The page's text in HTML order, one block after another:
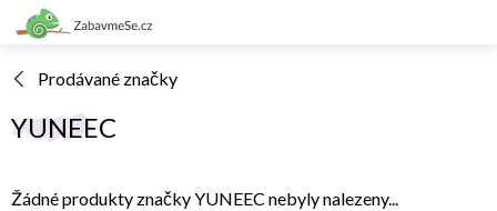
Přejít
na
Prodávané značky
YUNEEC
Žádné produkty značkyYUNEEC nebyly nalezeny...